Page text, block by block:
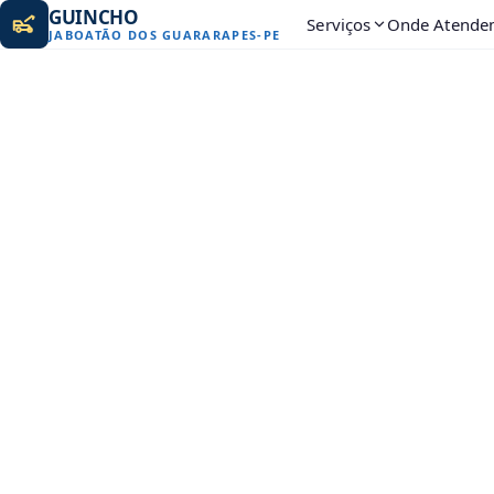
GUINCHO
JABOATÃO DOS GUARARAPES- PE Serviços Onde